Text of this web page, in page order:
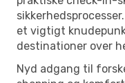
et vigtigt
destinationer over
Nyd adgang til